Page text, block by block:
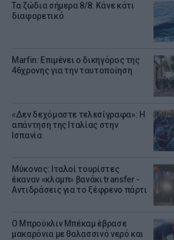
Τα ζώδια σήμερα 8/8: Κάνε κάτι
διαφορετικό
Marfin: Επιμένει ο δικηγόρος της
46χρονης για την ταυτοποίηση
«Δεν δεχόμαστε τελεσίγραφα»: Η
απάντηση της Ιταλίας στην
Ισπανία
Μύκονος: Ιταλοί τουρίστες
έκαναν «κλαμπ» βανάκι transfer -
Αντιδράσεις για το ξέφρενο πάρτι
Ο Μπρούκλιν Μπέκαμ έβρασε
μακαρόνια με θαλασσινό νερό και